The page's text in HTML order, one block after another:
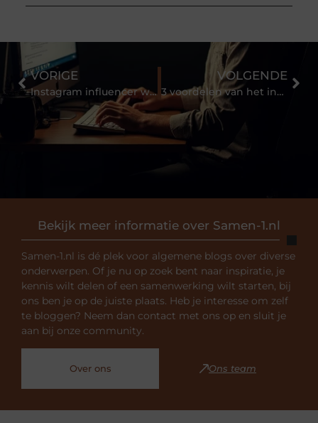
Bekijk meer informatie over Samen-1.nl
Samen-1.nl is dé plek voor algemene blogs over diverse
onderwerpen. Of je nu op zoek bent naar inspiratie, je
kennis wilt delen of een samenwerking wilt starten, bij
ons ben je op de juiste plaats. Heb je interesse om zelf
te bloggen? Neem dan contact met ons op en sluit je
aan bij onze community.
Over ons Ons team
VORIGE
Instagram influencer worden
VOLGENDE
3 voordelen van het inhuren van een belastingprofessional